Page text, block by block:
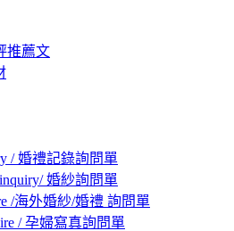
推薦文
/ 婚禮記錄詢問單
inquiry/ 婚紗詢問單
/海外婚紗/婚禮 詢問單
/ 孕婦寫真詢問單